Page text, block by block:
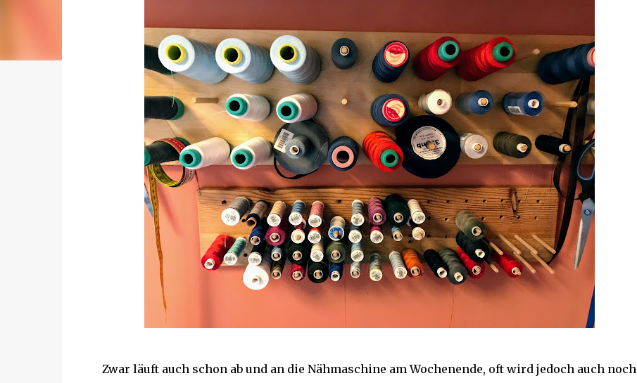
Zwar läuft auch schon ab und an die Nähmaschine am Wochenende, oft wird jedoch auch noch